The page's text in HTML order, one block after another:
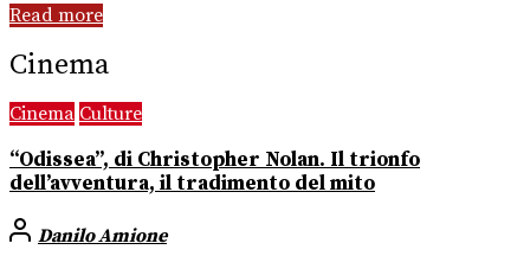
Read more
Cinema
Cinema Culture
“Odissea”, di Christopher Nolan. Il trionfo
dell’avventura, il tradimento del mito
Danilo Amione